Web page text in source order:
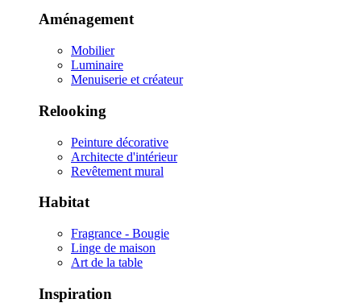
Aménagement
Mobilier
Luminaire
Menuiserie et créateur
Relooking
Peinture décorative
Architecte d'intérieur
Revêtement mural
Habitat
Fragrance - Bougie
Linge de maison
Art de la table
Inspiration